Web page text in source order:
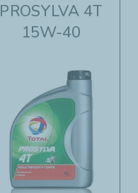
PROSYLVA 4T
15W-40